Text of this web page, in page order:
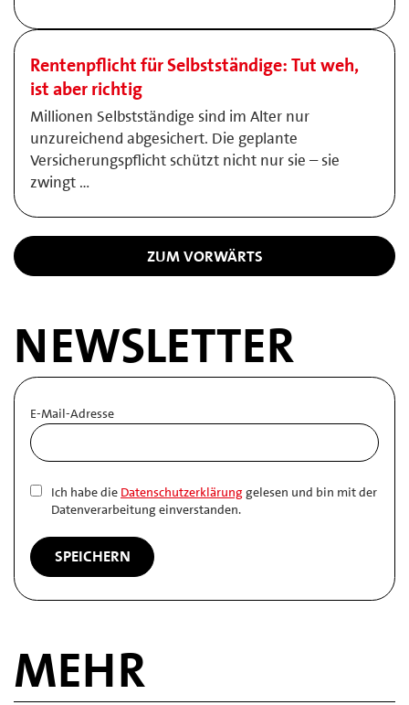
Rentenpflicht für Selbstständige: Tut weh,
ist aber richtig
Millionen Selbstständige sind im Alter nur
unzureichend abgesichert. Die geplante
Versicherungspflicht schützt nicht nur sie – sie
zwingt …
ZUM VORWÄRTS
NEWSLETTER
E-Mail-Adresse
Ich habe die Datenschutzerklärung gelesen und bin mit der
Datenverarbeitung einverstanden.
MEHR